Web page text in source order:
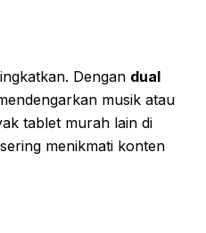
Dengan dual
musik atau
tablet murah lain di
menikmati konten